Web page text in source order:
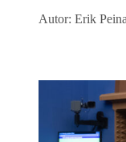
Autor: Erik